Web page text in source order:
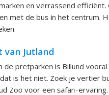
en verrassend
met de bus in het centrum.
van Jutland
de pretparken is Billund
is het niet. Zoek je vertier
Zoo voor een safari-ervaring.